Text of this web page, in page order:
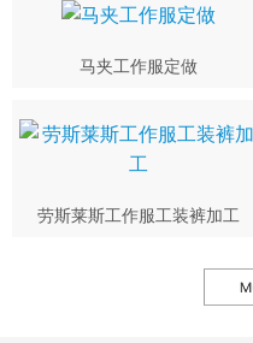
马夹工作服定做
劳斯莱斯工作服工装裤加工